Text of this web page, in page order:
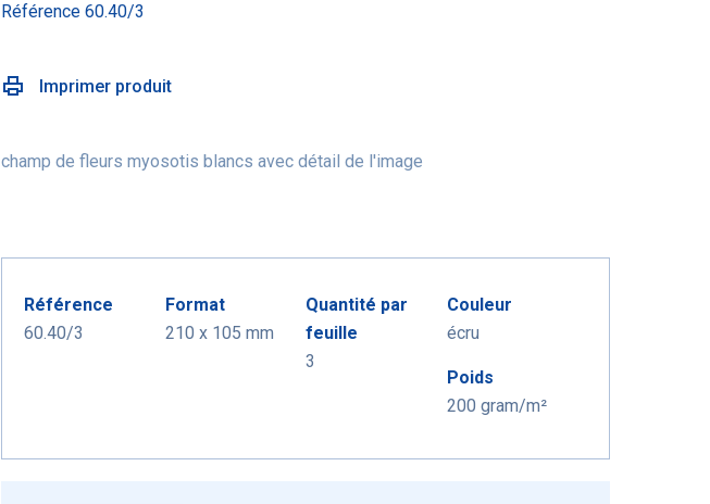
Référence 60.40/3
Imprimer produit
champ de fleurs myosotis blancs avec détail de l'image
Référence
60.40/3
Format
210 x 105 mm
Quantité par
feuille
3
Couleur
écru
Poids
200 gram/m²